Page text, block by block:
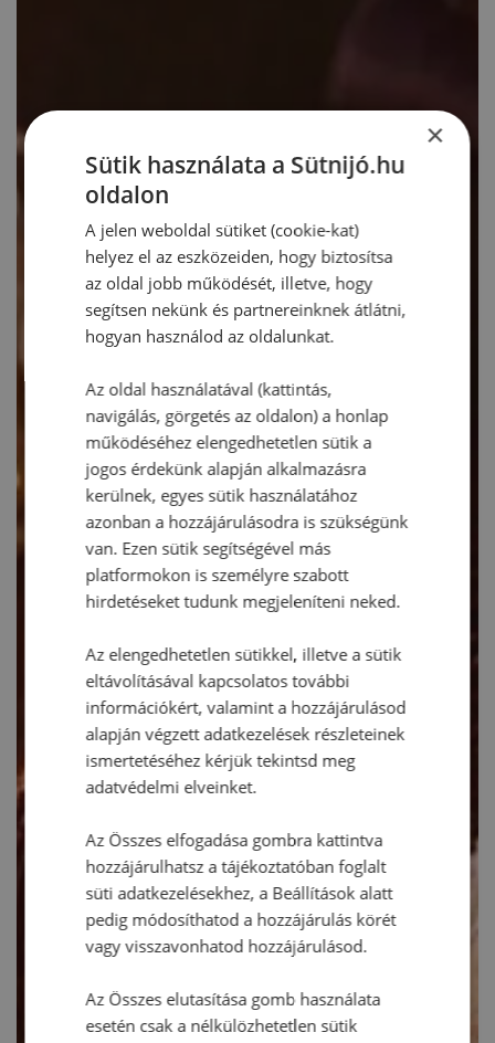
×
Sütik használata a Sütnijó.hu
oldalon
A jelen weboldal sütiket (cookie-kat)
helyez el az eszközeiden, hogy biztosítsa
az oldal jobb működését, illetve, hogy
segítsen nekünk és partnereinknek átlátni,
hogyan használod az oldalunkat.
Az oldal használatával (kattintás,
navigálás, görgetés az oldalon) a honlap
működéséhez elengedhetetlen sütik a
jogos érdekünk alapján alkalmazásra
kerülnek, egyes sütik használatához
azonban a hozzájárulásodra is szükségünk
van. Ezen sütik segítségével más
platformokon is személyre szabott
hirdetéseket tudunk megjeleníteni neked.
Az elengedhetetlen sütikkel, illetve a sütik
eltávolításával kapcsolatos további
információkért, valamint a hozzájárulásod
alapján végzett adatkezelések részleteinek
ismertetéséhez kérjük tekintsd meg
adatvédelmi elveinket.
Az Összes elfogadása gombra kattintva
hozzájárulhatsz a tájékoztatóban foglalt
süti adatkezelésekhez, a Beállítások alatt
pedig módosíthatod a hozzájárulás körét
vagy visszavonhatod hozzájárulásod.
Az Összes elutasítása gomb használata
esetén csak a nélkülözhetetlen sütik